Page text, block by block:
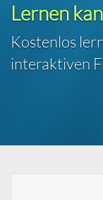
Lernen
Kostenlos
interaktiven